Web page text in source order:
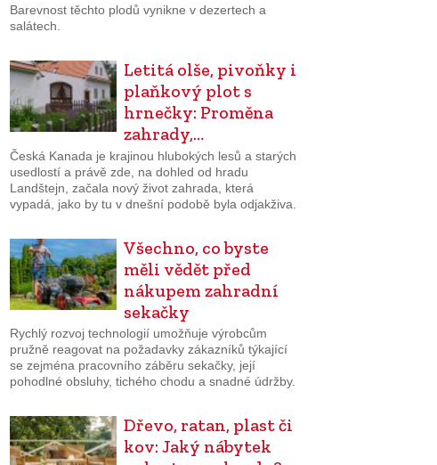
Barevnost těchto plodů vynikne v dezertech a
salátech.
Letitá olše, pivoňky i
plaňkový plot s
hrnečky: Proměna
zahrady,…
Česká Kanada je krajinou hlubokých lesů a starých
usedlostí a právě zde, na dohled od hradu
Landštejn, začala nový život zahrada, která
vypadá, jako by tu v dnešní podobě byla odjakživa.
Všechno, co byste
měli vědět před
nákupem zahradní
sekačky
Rychlý rozvoj technologií umožňuje výrobcům
pružně reagovat na požadavky zákazníků týkající
se zejména pracovního záběru sekačky, její
pohodlné obsluhy, tichého chodu a snadné údržby.
Dřevo, ratan, plast či
kov: Jaký nábytek